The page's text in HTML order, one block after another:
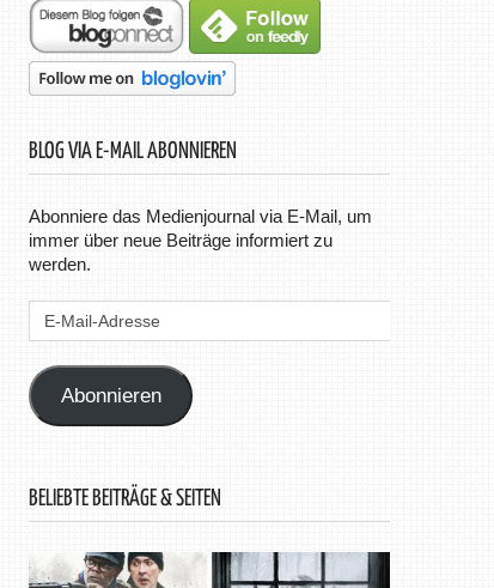
BLOG VIA E-MAIL ABONNIEREN
Abonniere das Medienjournal via E-Mail, um
immer über neue Beiträge informiert zu
werden.
E-
Abonnieren
BELIEBTE BEITRÄGE & SEITEN